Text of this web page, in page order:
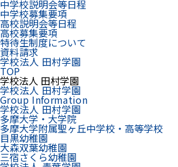
中学校説明会等日程
中学校募集要項
高校説明会等日程
高校募集要項
特待生制度について
資料請求
学校法人 田村学園
TOP
学校法人 田村学園
学校法人 田村学園
Group Information
学校法人 田村学園
多摩大学・大学院
多摩大学附属聖ヶ丘中学校・高等学校
目黒幼稚園
大森双葉幼稚園
三宿さくら幼稚園